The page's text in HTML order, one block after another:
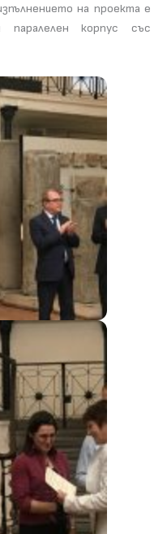
на проекта е
паралелен корпус със